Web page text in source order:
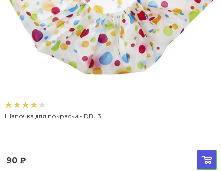
Шапочка для покраски - DBH3
90 ₽